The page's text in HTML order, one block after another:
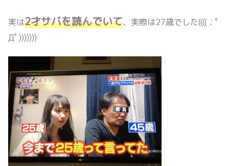
実は2才サバを読んでいて、実際は27歳でした((((；ﾟ
Дﾟ)))))))